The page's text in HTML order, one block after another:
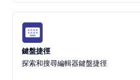
鍵盤捷徑
探索和搜尋編輯器鍵盤捷徑